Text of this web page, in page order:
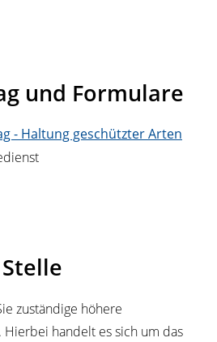
und Formulare
- Haltung geschützter Arten
zuständige höhere
handelt es sich um das